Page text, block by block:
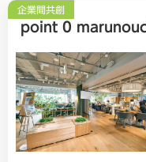
企業間共創
point 0